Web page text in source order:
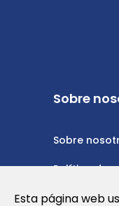
Sobre
Sobre
Política de
Política de
Esta página web